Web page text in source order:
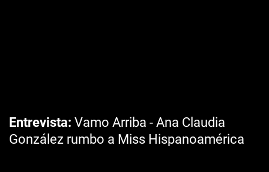
Entrevista Vamo Arriba - Ana Claudia
González rumbo a Miss Hispanoamérica